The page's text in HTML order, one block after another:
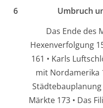
6 Umbruch
Das Ende des
Hexenverfolgung
161 • Karls
mit Nordamerika
Städtebauplanung
Märkte 173 • Das